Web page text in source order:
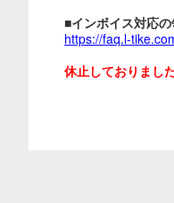
■インボイス対応
https://faq.l-
休止しておりまし